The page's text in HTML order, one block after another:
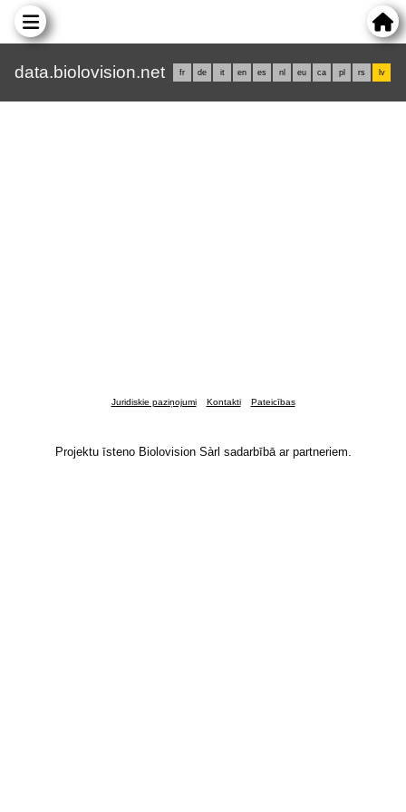
data.biolovision.net fr de it en es nl eu ca pl rs lv
Juridiskie paziņojumi Kontakti Pateicības
Projektu īsteno Biolovision Sàrl sadarbībā ar partneriem.